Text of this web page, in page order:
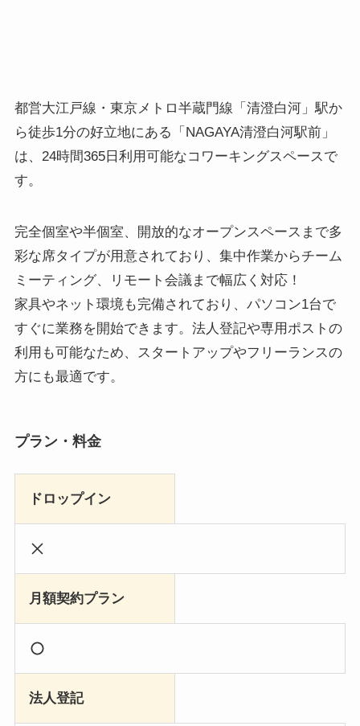
都営大江戸線・東京メトロ半蔵門線「清澄白河」駅か
ら徒歩1分の好立地にある「NAGAYA清澄白河駅前」
は、24時間365日利用可能なコワーキングスペースで
す。
完全個室や半個室、開放的なオープンスペースまで多
彩な席タイプが用意されており、集中作業からチーム
ミーティング、リモート会議まで幅広く対応！
家具やネット環境も完備されており、パソコン1台で
すぐに業務を開始できます。法人登記や専用ポストの
利用も可能なため、スタートアップやフリーランスの
方にも最適です。
プラン・料金
ドロップイン
月額契約プラン
法人登記